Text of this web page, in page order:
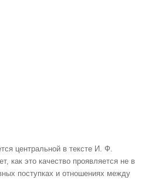
центральной в тексте И. Ф.
как это качество проявляется не в
поступках и отношениях между